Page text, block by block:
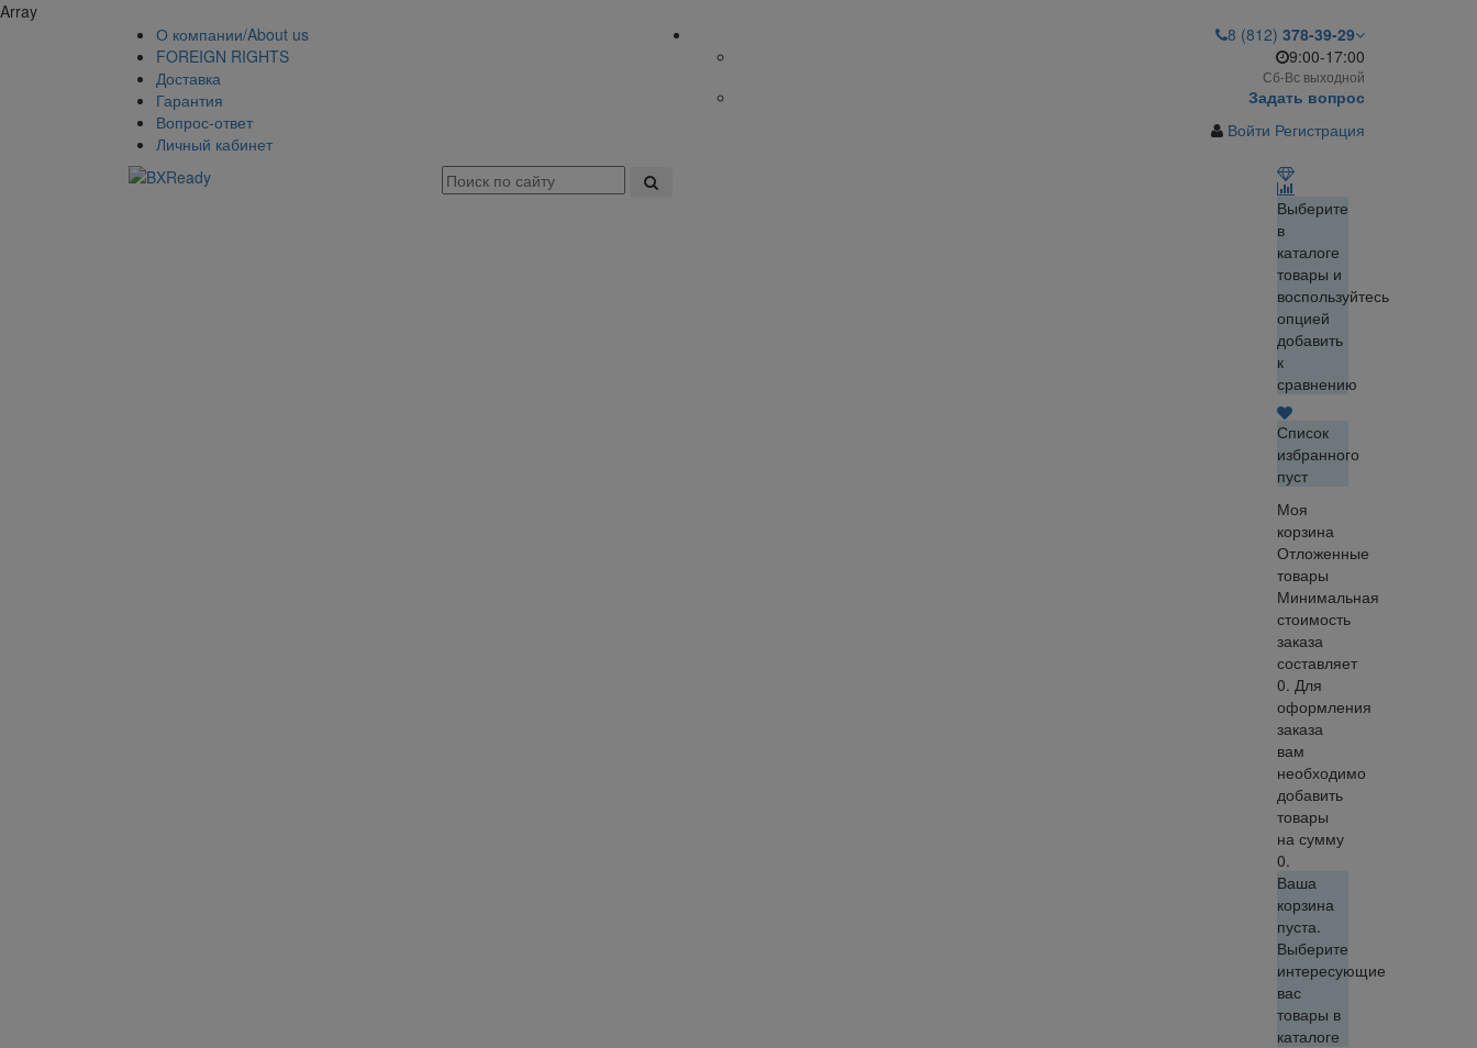
Array
О компании/About us
FOREIGN RIGHTS
Доставка
Гарантия
Вопрос-ответ
Личный кабинет
8 (812) 378-39-29
9:00-17:00
Сб-Вс выходной
Задать вопрос
Войти Регистрация
Выберите
в
каталоге
товары и
воспользуйтесь
опцией
добавить
к
сравнению
Список
избранного
пуст
Моя
корзина
Отложенные
товары
Минимальная
стоимость
заказа
составляет
0. Для
оформления
заказа
вам
необходимо
добавить
товары
на сумму
0.
Ваша
корзина
пуста.
Выберите
интересующие
вас
товары в
каталоге